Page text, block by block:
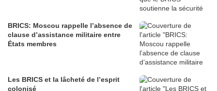
BRICS: Moscou rappelle l’absence de
clause d’assistance militaire entre
États membres
Les BRICS et la lâcheté de l’esprit
colonisé